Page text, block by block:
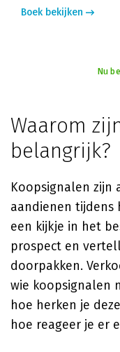
Boek bekijken
Nu
Waarom
belangrijk?
Koopsignalen zijn
aandienen tijdens
een kijkje in het
prospect en
doorpakken.
wie koopsignalen
hoe herken je
hoe reageer je er